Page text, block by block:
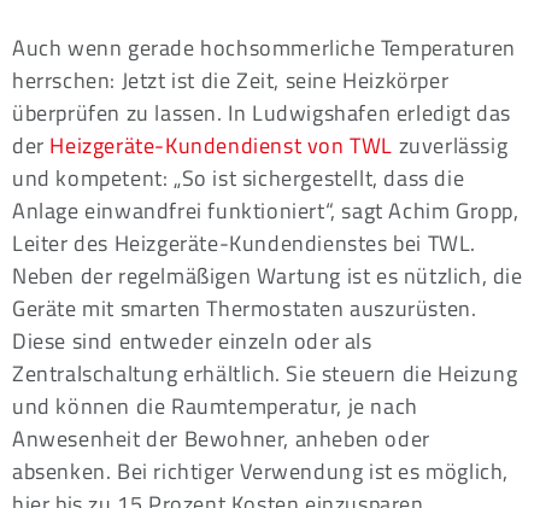
Auch wenn gerade hochsommerliche Temperaturen
herrschen: Jetzt ist die Zeit, seine Heizkörper
überprüfen zu lassen. In Ludwigshafen erledigt das
der Heizgeräte-Kundendienst von TWL zuverlässig
und kompetent: „So ist sichergestellt, dass die
Anlage einwandfrei funktioniert“, sagt Achim Gropp,
Leiter des Heizgeräte-Kundendienstes bei TWL.
Neben der regelmäßigen Wartung ist es nützlich, die
Geräte mit smarten Thermostaten auszurüsten.
Diese sind entweder einzeln oder als
Zentralschaltung erhältlich. Sie steuern die Heizung
und können die Raumtemperatur, je nach
Anwesenheit der Bewohner, anheben oder
absenken. Bei richtiger Verwendung ist es möglich,